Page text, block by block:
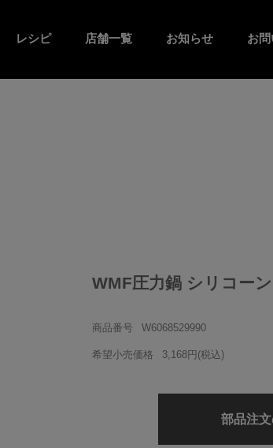
レシピ 店舗一覧 お知らせ お
WMF圧力鍋 シリコー
商品番号 W6068529990
希望小売価格 3,168円 (税込)
部品注